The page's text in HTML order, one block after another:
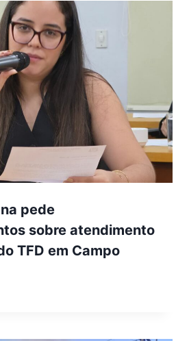
pede
sobre atendimento
TFD em Campo